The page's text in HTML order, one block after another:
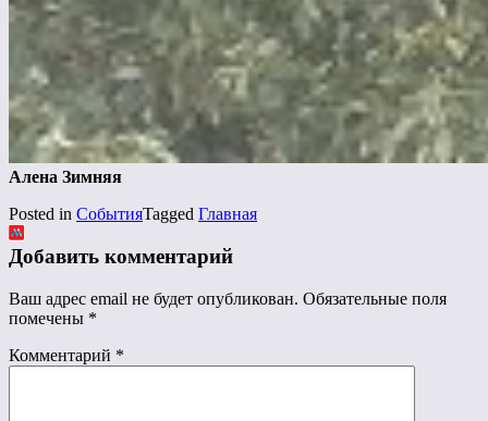
Алена Зимняя
Posted in СобытияTagged Главная
Добавить комментарий
Ваш адрес email не будет опубликован. Обязательные поля
помечены *
Комментарий *